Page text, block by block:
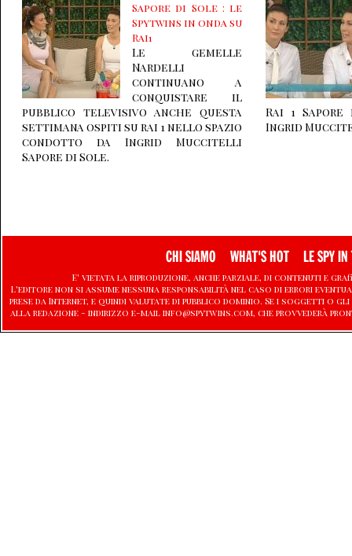
Sapore di Sole : le
Spytwins in onda su
Rai1
Le gemelle
Nardelli
continuano a
conquistare il
pubblico televisivo anche questa
settimana ospiti su rai 1 nello spazio
condotto da Ingrid Muccitelli
Sapore di Sole.
Rai 1
Ingrid
CHI SIAMO WHAT'S HOT LE SPY IN
E' vietata la riproduzione, anche parziale, di contenuti e
L'editore non si assume nessuna responsabilità nel caso di errori
prese da Internet, e quindi valutate di pubblico dominio. Se i soggetti
alla redazione - indirizzo e-mail info@spytwins.com, che provvederà